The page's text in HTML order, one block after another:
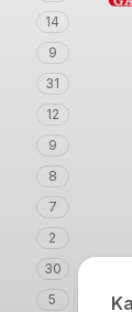
14
9
31
12
9
8
7
2
30
5